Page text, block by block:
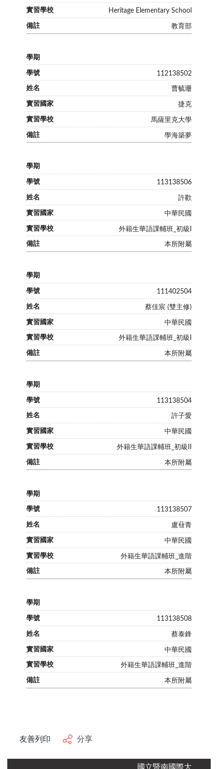
Heritage Elementary School
教育部
112138502
曹毓珊
捷克
馬薩里克大學
學海築夢
113138506
許歡
中華民國
外籍生華語課輔班_初級I
本所附屬
111402504
蔡佳宸 (雙主修)
中華民國
外籍生華語課輔班_初級I
本所附屬
113138504
許子愛
中華民國
外籍生華語課輔班_初級II
本所附屬
113138507
盧蔧青
中華民國
外籍生華語課輔班_進階
本所附屬
113138508
蔡泰鋒
中華民國
外籍生華語課輔班_進階
本所附屬
友善列印 分享
國立暨南國際大